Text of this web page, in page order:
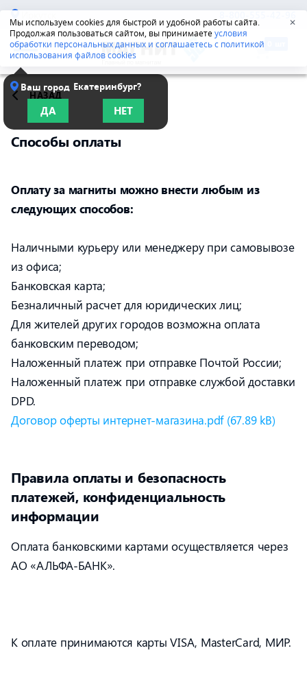
Мы используем cookies для быстрой и удобной работы сайта.
Продолжая пользоваться сайтом, вы принимаетеусловия
обработки персональных данных и соглашаетесь с политикой
использования файлов cookies
✕
Иркутск 8-800-555-42-96
Ваш город Екатеринбург?
ДА НЕТ
НАЗАД
Способы оплаты
Оплату за магниты можно внести любым из
следующих способов:
Наличными курьеру или менеджеру при самовывозе
из офиса;
Банковская карта;
Безналичный расчет для юридических лиц;
Для жителей других городов возможна оплата
банковским переводом;
Наложенный платеж при отправке Почтой России;
Наложенный платеж при отправке службой доставки
DPD.
Договор оферты интернет-магазина.pdf (67.89 kB)
Правила оплаты и безопасность
платежей, конфиденциальность
информации
Оплата банковскими картами осуществляется через
АО «АЛЬФА-БАНК».
К оплате принимаются карты VISA, MasterCard, МИР.